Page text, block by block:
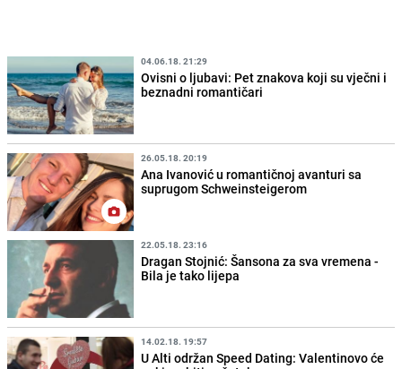
04.06.18. 21:29
Ovisni o ljubavi: Pet znakova koji su vječni i
beznadni romantičari
26.05.18. 20:19
Ana Ivanović u romantičnoj avanturi sa
suprugom Schweinsteigerom
22.05.18. 23:16
Dragan Stojnić: Šansona za sva vremena -
Bila je tako lijepa
14.02.18. 19:57
U Alti održan Speed Dating: Valentinovo će